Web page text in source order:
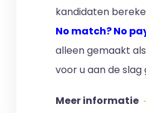
kandidaten
No match? No
alleen gemaakt
voor u aan de slag
Meer informatie